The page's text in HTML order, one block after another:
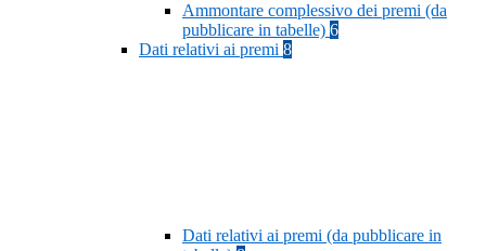
Ammontare complessivo dei premi (da
pubblicare in tabelle) 6
Dati relativi ai premi 8
Dati relativi ai premi (da pubblicare in